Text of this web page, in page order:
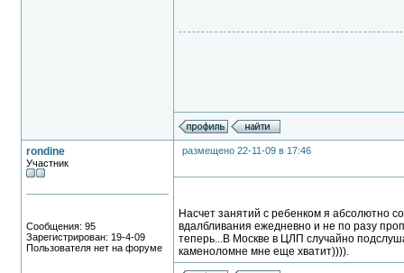
rondine
Участник
Сообщения: 95
Зарегистрирован: 19-4-09
Пользователя нет на форуме
размещено 22-11-09 в 17:46
Насчет занятий с ребенком я абсолютно
вдалбливания ежедневно и не по разу
теперь...В Москве в ЦЛП случайно
каменоломне мне еще хватит)))).